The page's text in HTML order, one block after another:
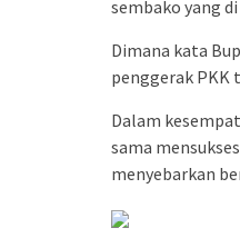
sembako yang
Dimana kata
penggerak PKK
Dalam
sama
menyebarkan